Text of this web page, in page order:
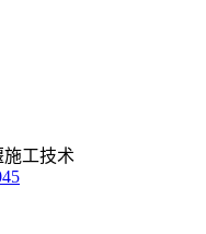
施工技术